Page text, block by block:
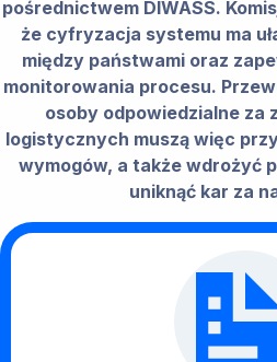
pośrednictwem DIWASS.
że cyfryzacja systemu ma
między państwami oraz
monitorowania procesu.
osoby odpowiedzialne za
logistycznych muszą więc
wymogów, a także wdrożyć
uniknąć kar za